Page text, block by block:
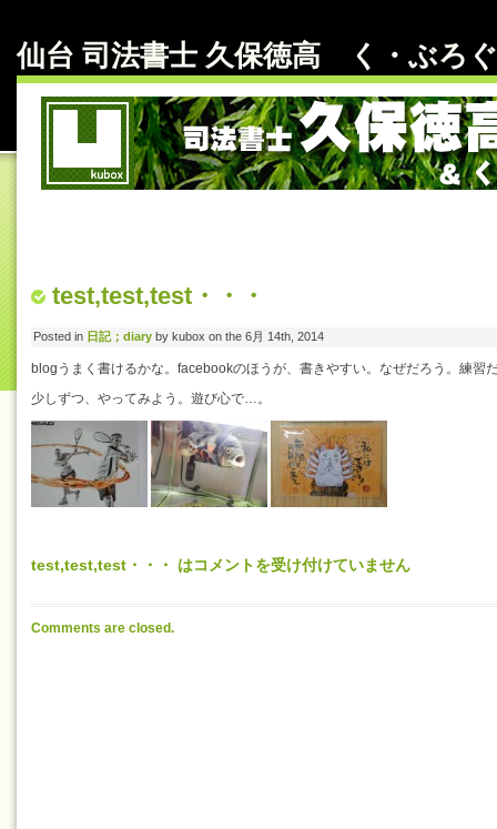
仙台 司法書士 久保徳高 く・ぶろ
test,test,test・・・
Posted in 日記；diaryby kubox on the 6月 14th, 2014
blogうまく書けるかな。facebookのほうが、書きやすい。なぜだろう。練習
少しずつ、やってみよう。遊び心で…。
test,test,test・・・ はコメントを受け付けていません
Comments are closed.